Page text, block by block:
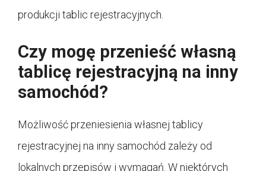
produkcji tablic rejestracyjnych.
Czy mogę przenieść własną
tablicę rejestracyjną na inny
samochód?
Możliwość przeniesienia własnej tablicy
rejestracyjnej na inny samochód zależy od
lokalnych przepisów i wymagań. W niektórych